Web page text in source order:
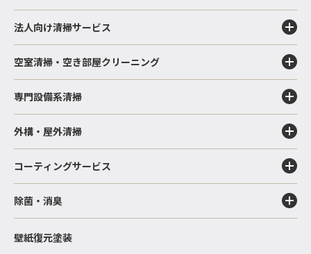
法人向け清掃サービス
空室清掃・空き部屋クリーニング
専門設備系清掃
外構・屋外清掃
コーティングサービス
除菌・消臭
壁紙復元塗装